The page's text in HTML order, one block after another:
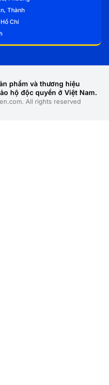
Thành
Chí
All rights reserved
phẩm và thương hiệu
hộ độc quyền ở Việt Nam.